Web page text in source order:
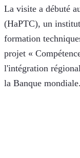
La visite a débuté
(HaPTC), un
formation
projet «
l'intégration
la Banque mondiale.